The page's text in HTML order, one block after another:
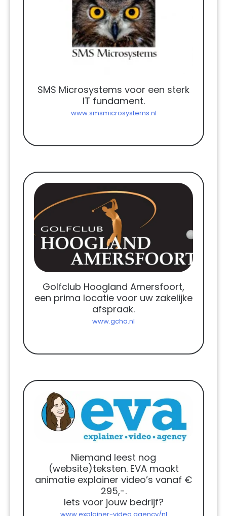
SMS Microsystems voor een sterk
IT fundament.
www.smsmicrosystems.nl
Golfclub Hoogland Amersfoort,
een prima locatie voor uw zakelijke
afspraak.
www.gcha.nl
Niemand leest nog
(website)teksten. EVA maakt
animatie explainer video’s vanaf €
295,-.
Iets voor jouw bedrijf?